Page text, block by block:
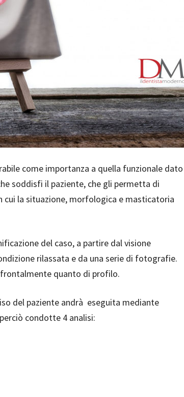
come importanza a quella funzionale dato
soddisfi il paziente, che gli permetta di
cui la situazione, morfologica e masticatoria
del caso, a partire dal visione
rilassata e da una serie di fotografie.
quanto di profilo.
del paziente andrà eseguita mediante
condotte 4 analisi: